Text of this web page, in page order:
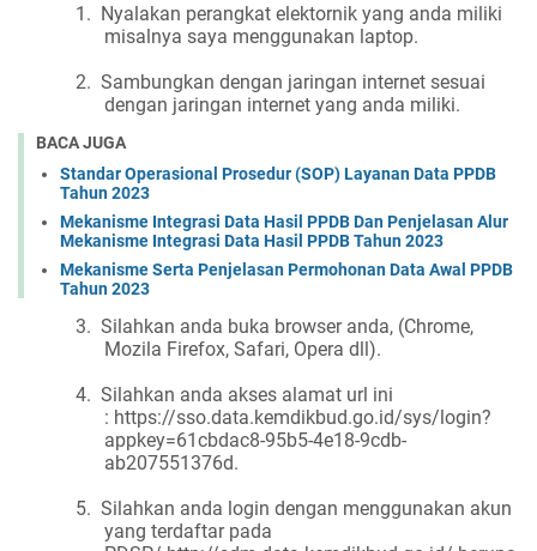
1. Nyalakan perangkat elektornik yang anda miliki
misalnya saya menggunakan laptop.
2. Sambungkan dengan jaringan internet sesuai
dengan jaringan internet yang anda miliki.
BACA JUGA
Standar Operasional Prosedur (SOP) Layanan Data PPDB
Tahun 2023
Mekanisme Integrasi Data Hasil PPDB Dan Penjelasan Alur
Mekanisme Integrasi Data Hasil PPDB Tahun 2023
Mekanisme Serta Penjelasan Permohonan Data Awal PPDB
Tahun 2023
3. Silahkan anda buka browser anda, (Chrome,
Mozila Firefox, Safari, Opera dll).
4. Silahkan anda akses alamat url ini
: https://sso.data.kemdikbud.go.id/sys/login?
appkey=61cbdac8-95b5-4e18-9cdb-
ab207551376d.
5. Silahkan anda login dengan menggunakan akun
yang terdaftar pada